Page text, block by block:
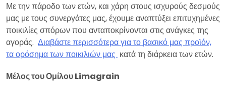
Με την πάροδο των ετών, και χάρη στους ισχυρούς δεσμούς
μας με τους συνεργάτες μας, έχουμε αναπτύξει επιτυχημένες
ποικιλίες σπόρων που ανταποκρίνονται στις ανάγκες της
αγοράς. Διαβάστε περισσότερα για το βασικό μας προϊόν,
τα ορόσημα των ποικιλιών μας κατά τη διάρκεια των ετών.
Μέλος του ΟμίλουLimagrain